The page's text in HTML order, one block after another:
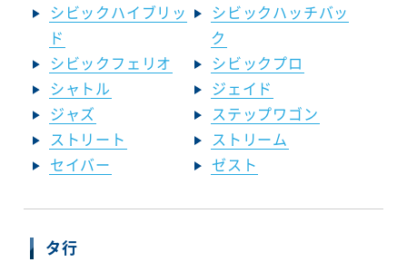
シビックハイブリッ
ド
シビックハッチバッ
ク
シビックフェリオ
シビックプロ
シャトル
ジェイド
ジャズ
ステップワゴン
ストリート
ストリーム
セイバー
ゼスト
タ行